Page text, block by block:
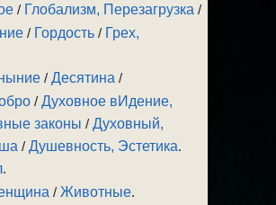
/ Глобализм, Перезагрузка /
/ Гордость / Грех,
/Десятина /
/Духовное вИдение,
законы /Духовный,
/Душевность, Эстетика.
.
/Животные.